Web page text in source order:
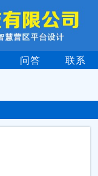
问答 联系